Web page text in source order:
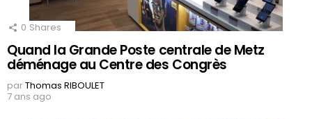
0 Shares
Quand la Grande Poste centrale de Metz
déménage au Centre des Congrès
parThomas RIBOULET
7 ans ago